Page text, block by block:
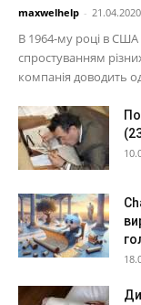
maxwelhelp - 21.04.2020
В 1964-му році в США
спростуванням
компанія доводить